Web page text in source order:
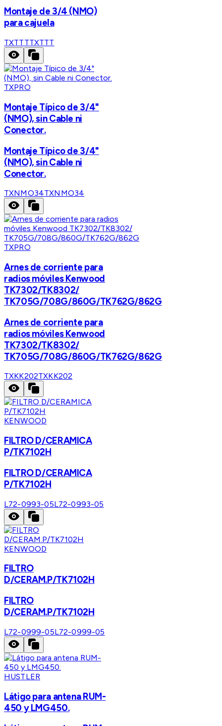
Montaje de 3/4 (NMO)
para cajuela
TXTTTTXTTT
TXPRO
Montaje Típico de 3/4"
(NMO), sin Cable ni
Conector.
Montaje Típico de 3/4"
(NMO), sin Cable ni
Conector.
TXNMO34TXNMO34
TXPRO
Arnes de corriente para
radios móviles Kenwood
TK7302/TK8302/
TK705G/708G/860G/TK762G/862G
Arnes de corriente para
radios móviles Kenwood
TK7302/TK8302/
TK705G/708G/860G/TK762G/862G
TXKK202TXKK202
KENWOOD
FILTRO D/CERAMICA
P/TK7102H
FILTRO D/CERAMICA
P/TK7102H
L72-0993-05L72-0993-05
KENWOOD
FILTRO
D/CERAM.P/TK7102H
FILTRO
D/CERAM.P/TK7102H
L72-0999-05L72-0999-05
HUSTLER
Látigo para antena RUM-
450 y LMG450.